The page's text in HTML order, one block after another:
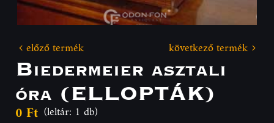
előző termék következő termék
Biedermeier asztali
óra (ELLOPTÁK)
0 Ft (leltár: 1 db)